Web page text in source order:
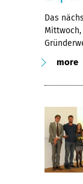
Das
Mittwoch,
more